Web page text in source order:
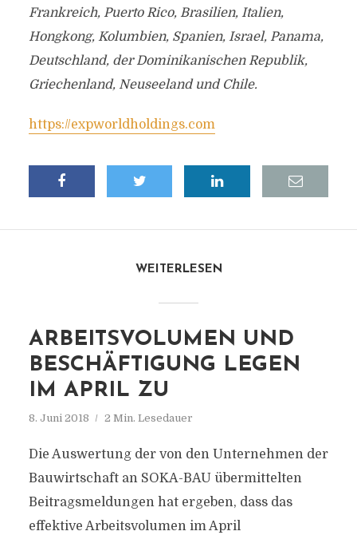
Frankreich, Puerto Rico, Brasilien, Italien,
Hongkong, Kolumbien, Spanien, Israel, Panama,
Deutschland, der Dominikanischen Republik,
Griechenland, Neuseeland und Chile.
https://expworldholdings.com
WEITERLESEN
ARBEITSVOLUMEN UND
BESCHÄFTIGUNG LEGEN
IM APRIL ZU
8. Juni 2018 2 Min. Lesedauer
Die Auswertung der von den Unternehmen der
Bauwirtschaft an SOKA-BAU übermittelten
Beitragsmeldungen hat ergeben, dass das
effektive Arbeitsvolumen im April